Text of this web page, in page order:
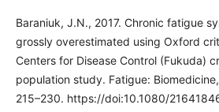
Baraniuk, J.N., 2017. Chronic fatigue
grossly overestimated using Oxford
Centers for Disease Control (Fukuda)
population study. Fatigue:
215–230. https://doi:10.1080/